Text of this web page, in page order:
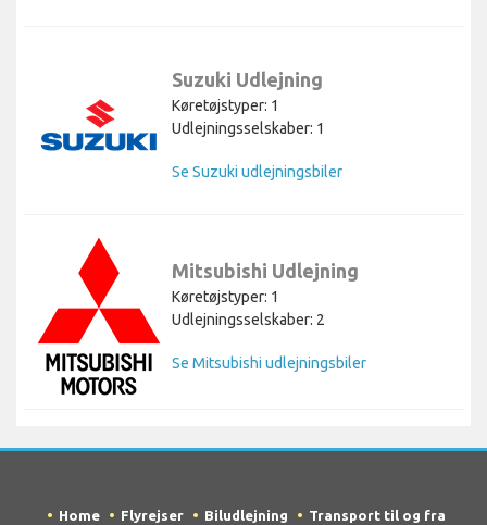
Suzuki Udlejning
Køretøjstyper: 1
Udlejningsselskaber: 1
Se Suzuki udlejningsbiler
Mitsubishi Udlejning
Køretøjstyper: 1
Udlejningsselskaber: 2
Se Mitsubishi udlejningsbiler
Home Flyrejser Biludlejning Transport til og fra